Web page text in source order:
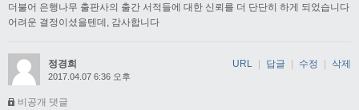
더불어 은행나무 출판사의 출간 서적들에 대한 신뢰를 더 단단히 하게 되었습니다
어려운 결정이셨을텐데, 감사합니다
정경희
2017.04.07 6:36 오후
비공개 댓글
URL 답글 수정 삭제